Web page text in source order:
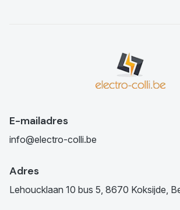
E-mailadres
info@electro-colli.be
Adres
Lehoucklaan 10 bus 5, 8670 Koksijde,